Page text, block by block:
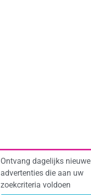
Ontvang dagelijks nieuwe
advertenties die aan uw
zoekcriteria voldoen